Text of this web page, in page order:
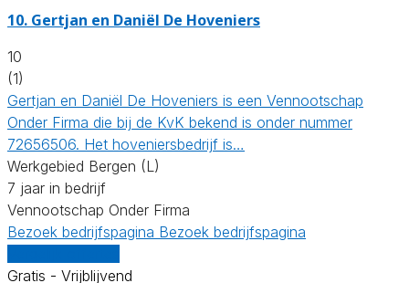
10. Gertjan en Daniël De Hoveniers
10
(1)
Gertjan en Daniël De Hoveniers is een Vennootschap
Onder Firma die bij de KvK bekend is onder nummer
72656506. Het hoveniersbedrijf is…
Werkgebied Bergen (L)
7 jaar in bedrijf
Vennootschap Onder Firma
Bezoek bedrijfspagina Bezoek bedrijfspagina
Gratis - Vrijblijvend